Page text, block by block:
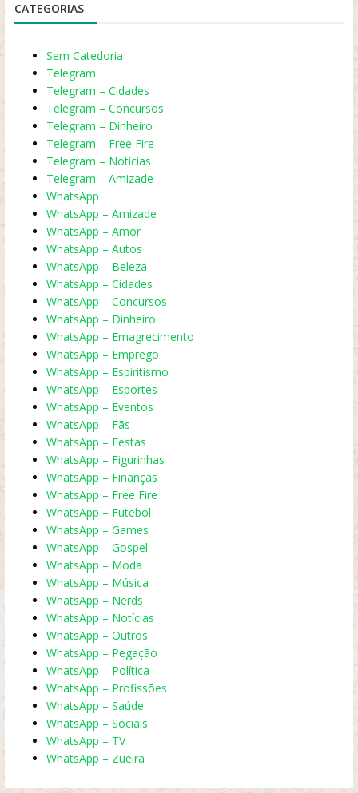
CATEGORIAS
Sem Catedoria
Telegram
Telegram – Cidades
Telegram – Concursos
Telegram – Dinheiro
Telegram – Free Fire
Telegram – Notícias
Telegram – Amizade
WhatsApp
WhatsApp – Amizade
WhatsApp – Amor
WhatsApp – Autos
WhatsApp – Beleza
WhatsApp – Cidades
WhatsApp – Concursos
WhatsApp – Dinheiro
WhatsApp – Emagrecimento
WhatsApp – Emprego
WhatsApp – Espiritismo
WhatsApp – Esportes
WhatsApp – Eventos
WhatsApp – Fãs
WhatsApp – Festas
WhatsApp – Figurinhas
WhatsApp – Finanças
WhatsApp – Free Fire
WhatsApp – Futebol
WhatsApp – Games
WhatsApp – Gospel
WhatsApp – Moda
WhatsApp – Música
WhatsApp – Nerds
WhatsApp – Notícias
WhatsApp – Outros
WhatsApp – Pegação
WhatsApp – Política
WhatsApp – Profissões
WhatsApp – Saúde
WhatsApp – Sociais
WhatsApp – TV
WhatsApp – Zueira